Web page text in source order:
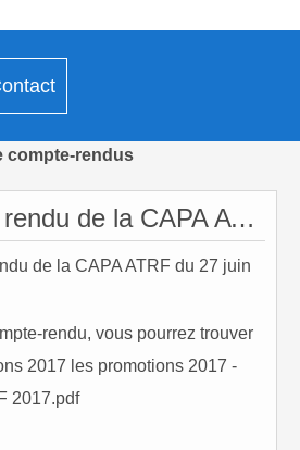
compte-rendus
Compte rendu de la CAPA ATRF du 27 juin 2017
rendu, vous pourrez trouver
2017 les promotions 2017 -
2017.pdf